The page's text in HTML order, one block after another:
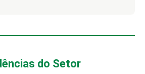
do Setor